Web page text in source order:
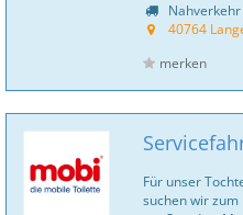
Nahverkehr
40764
merken
Für unser
suchen wir